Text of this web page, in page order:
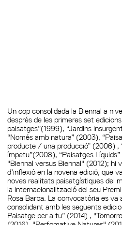
Un cop consolidada la Biennal a
després de les primeres set
paisatges”(1999), “Jardins
“Només amb natura” (2003),
producte / una producció” (2006) ,
ímpetu”(2008), “Paisatges
"Biennal versus Biennal" (2012); hi
d’inflexió en la novena edició, que
noves realitats paisatgístiques del
la internacionalització del seu
Rosa Barba. La convocatòria es va
consolidant amb les següents
Paisatge per a tu” (2014) ,